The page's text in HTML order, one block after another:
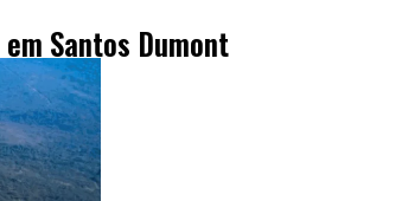
Santos Dumont